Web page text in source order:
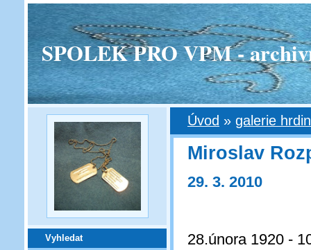
SPOLEK PRO VPM -
Vyhledat
Úvod » galerie
Miroslav
29. 3. 2010
28.února 1920 -